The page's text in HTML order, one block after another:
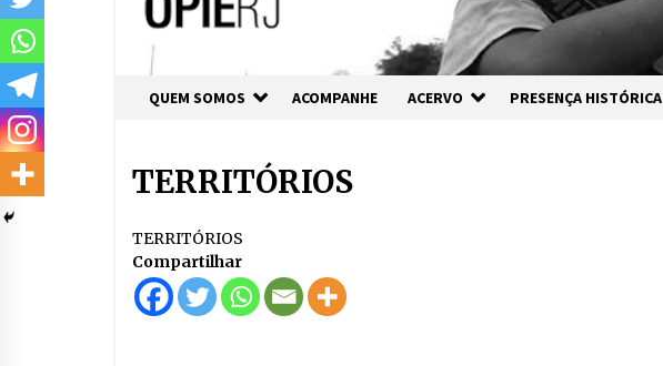
QUEM SOMOS ACOMPANHE ACERVO PRESENÇA HISTÓRICA
TERRITÓRIOS
TERRITÓRIOS
Compartilhar